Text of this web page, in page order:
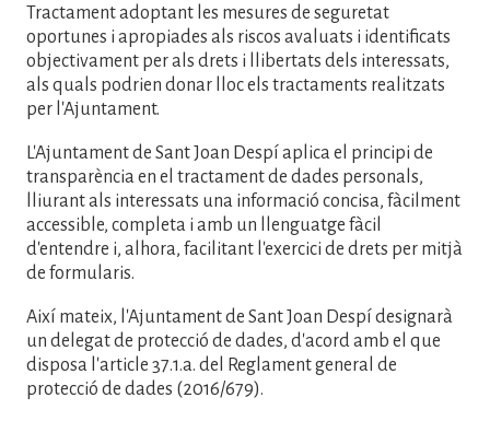
Tractament adoptant les mesures de seguretat
oportunes i apropiades als riscos avaluats i identificats
objectivament per als drets i llibertats dels interessats,
als quals podrien donar lloc els tractaments realitzats
per l'Ajuntament.
L'Ajuntament de Sant Joan Despí aplica el principi de
transparència en el tractament de dades personals,
lliurant als interessats una informació concisa, fàcilment
accessible, completa i amb un llenguatge fàcil
d'entendre i, alhora, facilitant l'exercici de drets per mitjà
de formularis.
Així mateix, l'Ajuntament de Sant Joan Despí designarà
un delegat de protecció de dades, d'acord amb el que
disposa l'article 37.1.a. del Reglament general de
protecció de dades (2016/679).